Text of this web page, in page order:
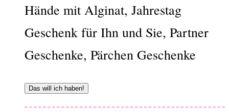
Hände mit Alginat, Jahrestag
Geschenk für Ihn und Sie, Partner
Geschenke, Pärchen Geschenke
Das will ich haben!